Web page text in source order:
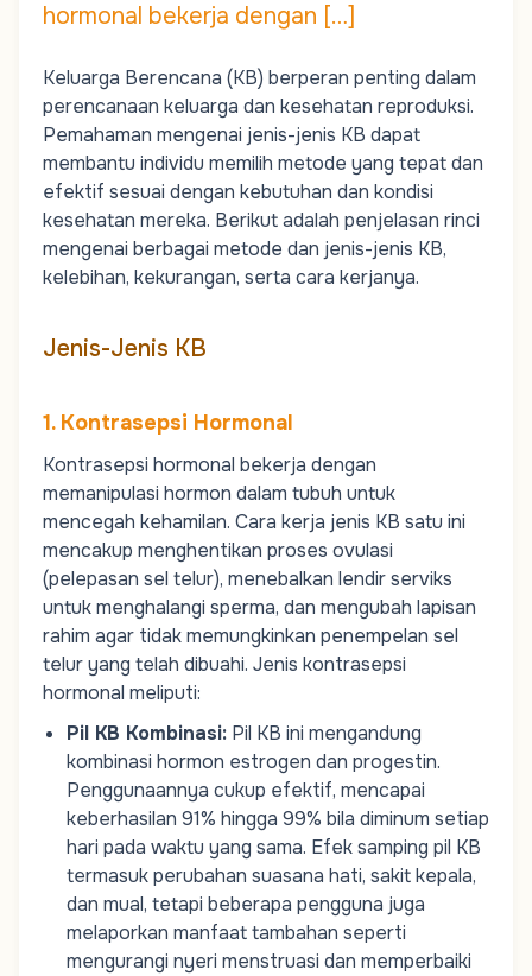
hormonal bekerja dengan […]
Keluarga Berencana (KB) berperan penting dalam
perencanaan keluarga dan kesehatan reproduksi.
Pemahaman mengenai jenis-jenis KB dapat
membantu individu memilih metode yang tepat dan
efektif sesuai dengan kebutuhan dan kondisi
kesehatan mereka. Berikut adalah penjelasan rinci
mengenai berbagai metode dan jenis-jenis KB,
kelebihan, kekurangan, serta cara kerjanya.
Jenis-Jenis KB
1. Kontrasepsi Hormonal
Kontrasepsi hormonal bekerja dengan
memanipulasi hormon dalam tubuh untuk
mencegah kehamilan. Cara kerja jenis KB satu ini
mencakup menghentikan proses ovulasi
(pelepasan sel telur), menebalkan lendir serviks
untuk menghalangi sperma, dan mengubah lapisan
rahim agar tidak memungkinkan penempelan sel
telur yang telah dibuahi. Jenis kontrasepsi
hormonal meliputi:
Pil KB Kombinasi: Pil KB ini mengandung
kombinasi hormon estrogen dan progestin.
Penggunaannya cukup efektif, mencapai
keberhasilan 91% hingga 99% bila diminum setiap
hari pada waktu yang sama. Efek samping pil KB
termasuk perubahan suasana hati, sakit kepala,
dan mual, tetapi beberapa pengguna juga
melaporkan manfaat tambahan seperti
mengurangi nyeri menstruasi dan memperbaiki